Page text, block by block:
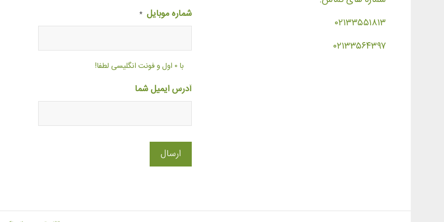
۰۲۱۳۳۵۵۱۸۱۳
۰۲۱۳۳۵۶۴۳۹۷
شماره موبایل *
با ۰ اول و فونت انگلیسی لطفا!
آدرس ایمیل شما